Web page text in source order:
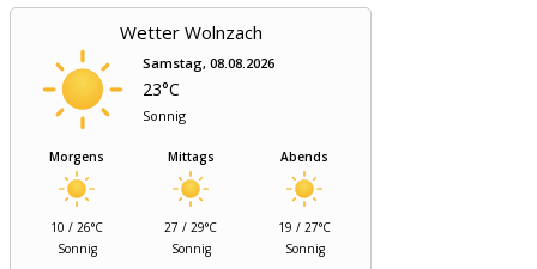
Wetter Wolnzach
Samstag, 08.08.2026
23°C
Sonnig
Morgens
10 / 26°C
Sonnig
Mittags
27 / 29°C
Sonnig
Abends
19 / 27°C
Sonnig